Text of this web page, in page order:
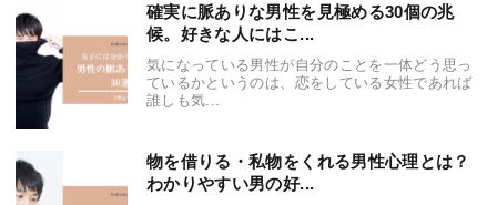
確実に脈ありな男性を見極める30個の兆
候。好きな人にはこ...
気になっている男性が自分のことを一体どう思っ
ているかというのは、恋をしている女性であれば
誰しも気...
物を借りる・私物をくれる男性心理とは？
わかりやすい男の好...